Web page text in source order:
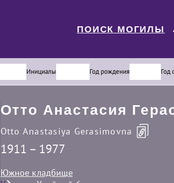
ПОИСК МОГИЛЫ
Инициалы Год рождения Год
Отто Анастасия
Otto Anastasiya Gerasimovna
1911 – 1977
Южное кладбище